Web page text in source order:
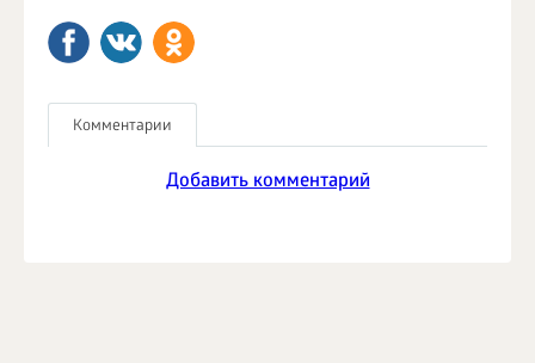
Комментарии
Добавить комментарий